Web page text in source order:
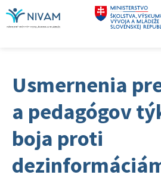
Usmernenia
a pedagógov
boja proti